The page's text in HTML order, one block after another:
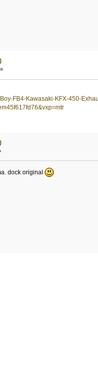
FB4-Kawasaki-KFX-450-
dock original